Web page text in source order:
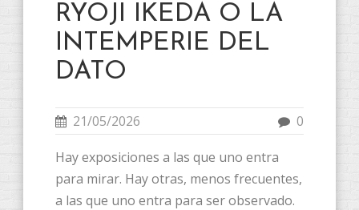
RYOJI IKEDA O LA
INTEMPERIE DEL
DATO
21/05/2026 0
Hay exposiciones a las que uno entra
para mirar. Hay otras, menos frecuentes,
a las que uno entra para ser observado.